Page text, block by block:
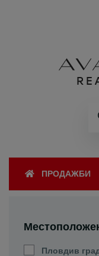
ПРОДАЖБИ
Пловдив